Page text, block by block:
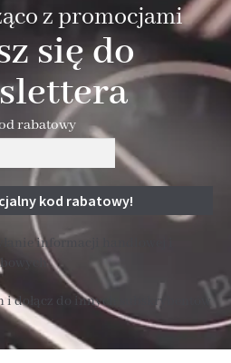
z promocjami
się do
rabatowy
informacji handlowej i
i dołącz do innych subskrybentów